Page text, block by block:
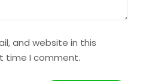
and website in this
time I comment.